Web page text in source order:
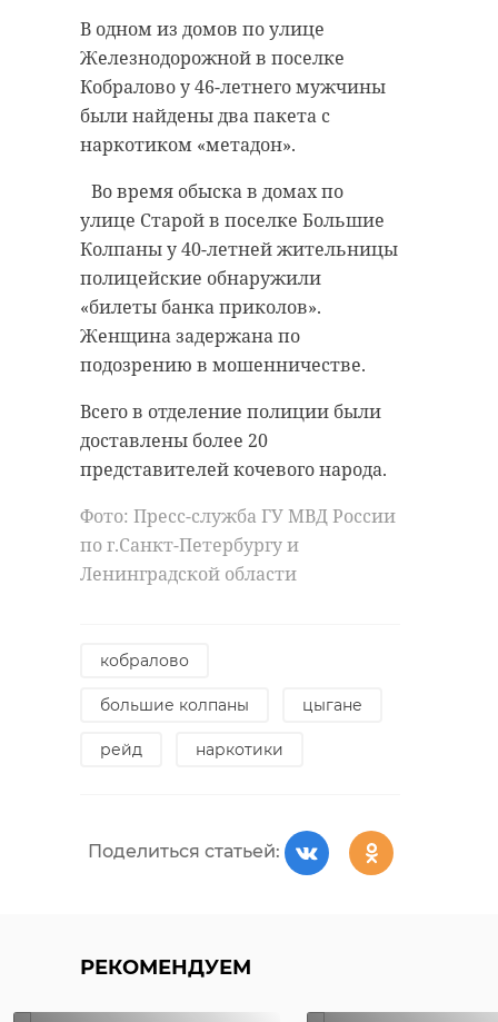
В одном из домов по улице
Железнодорожной в поселке
Кобралово у 46-летнего мужчины
были найдены два пакета с
наркотиком «метадон».
Во время обыска в домах по
улице Старой в поселке Большие
Колпаны у 40-летней жительницы
полицейские обнаружили
«билеты банка приколов».
Женщина задержана по
подозрению в мошенничестве.
Всего в отделение полиции были
доставлены более 20
представителей кочевого народа.
Фото: Пресс-служба ГУ МВД России
по г.Санкт-Петербургу и
Ленинградской области
кобралово
большие колпаны цыгане
рейд наркотики
Поделиться статьей:
РЕКОМЕНДУЕМ